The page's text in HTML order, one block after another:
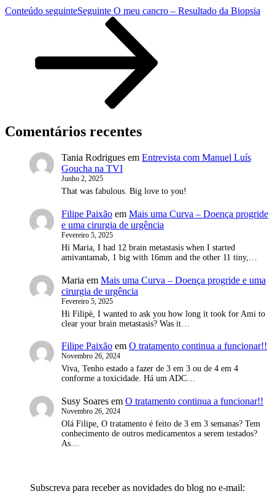
Conteúdo seguinteSeguinte O meu cancro – Resultado da Biopsia
Comentários recentes
Tania Rodrigues em Entrevista com Manuel Luís
Goucha na TVI
Junho 2, 2025
That was fabulous. Big love to you!
Filipe Paixão em Mais uma Curva – Doença progride
e uma cirurgia de urgência
Fevereiro 5, 2025
Hi Maria, I had 12 brain metastasis when I started
amivantamab, 1 big with 16mm and the other 11 tiny,…
Maria em Mais uma Curva – Doença progride e uma
cirurgia de urgência
Fevereiro 5, 2025
Hi Filipè, I wanted to ask you how long it took for Ami to
clear your brain metastasis? Was it…
Filipe Paixão em O tratamento continua a funcionar!!
Novembro 26, 2024
Viva, Tenho estado a fazer de 3 em 3 ou de 4 em 4
conforme a toxicidade. Há um ADC…
Susy Soares em O tratamento continua a funcionar!!
Novembro 26, 2024
Olá Filipe, O tratamento é feito de 3 em 3 semanas? Tem
conhecimento de outros medicamentos a serem testados?
As…
Subscreva para receber as novidades do blog no e-mail: